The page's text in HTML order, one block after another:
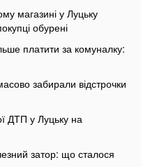
магазині у Луцьку
обурені
платити за комуналку:
забирали відстрочки
ДТП у Луцьку на
затор: що сталося